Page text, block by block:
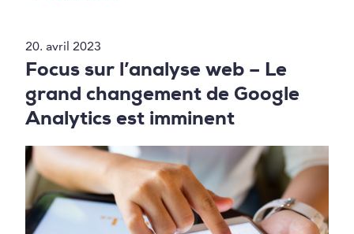
20. avril 2023
Focus sur l’analyse web – Le
grand changement de Google
Analytics est imminent